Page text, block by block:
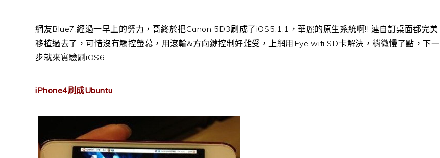
網友Blue7:經過一早上的努力，哥終於把Canon 5D3刷成了iOS5.1.1，華麗的原生系統啊!! 連自訂桌面都完美
移植過去了，可惜沒有觸控螢幕，用滾輪&方向鍵控制好難受，上網用Eye wifi SD卡解決，稍微慢了點，下一
步就來實驗刷iOS6….
iPhone4刷成Ubuntu